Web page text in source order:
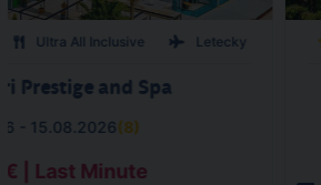
Ultra All Inclusive Letecky
Prestige and Spa
- 15.08.2026(8)
€ | Last Minute